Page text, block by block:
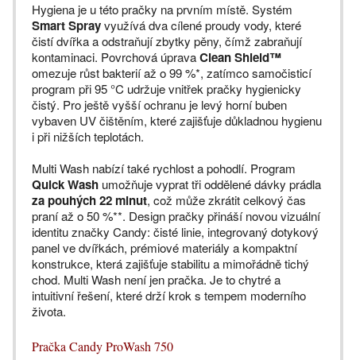
Hygiena je u této pračky na prvním místě. Systém
Smart Sprayvyužívá dva cílené proudy vody, které
čistí dvířka a odstraňují zbytky pěny, čímž zabraňují
kontaminaci. Povrchová úpravaClean Shield™
omezuje růst bakterií až o 99 %*, zatímco samočisticí
program při 95 °C udržuje vnitřek pračky hygienicky
čistý. Pro ještě vyšší ochranu je levý horní buben
vybaven UV čištěním, které zajišťuje důkladnou hygienu
i při nižších teplotách.
Multi Wash nabízí také rychlost a pohodlí. Program
Quick Wash umožňuje vyprat tři oddělené dávky prádla
za pouhých 22 minut, což může zkrátit celkový čas
praní až o 50 %**. Design pračky přináší novou vizuální
identitu značky Candy: čisté linie, integrovaný dotykový
panel ve dvířkách, prémiové materiály a kompaktní
konstrukce, která zajišťuje stabilitu a mimořádně tichý
chod. Multi Wash není jen pračka. Je to chytré a
intuitivní řešení, které drží krok s tempem moderního
života.
Pračka Candy ProWash 750